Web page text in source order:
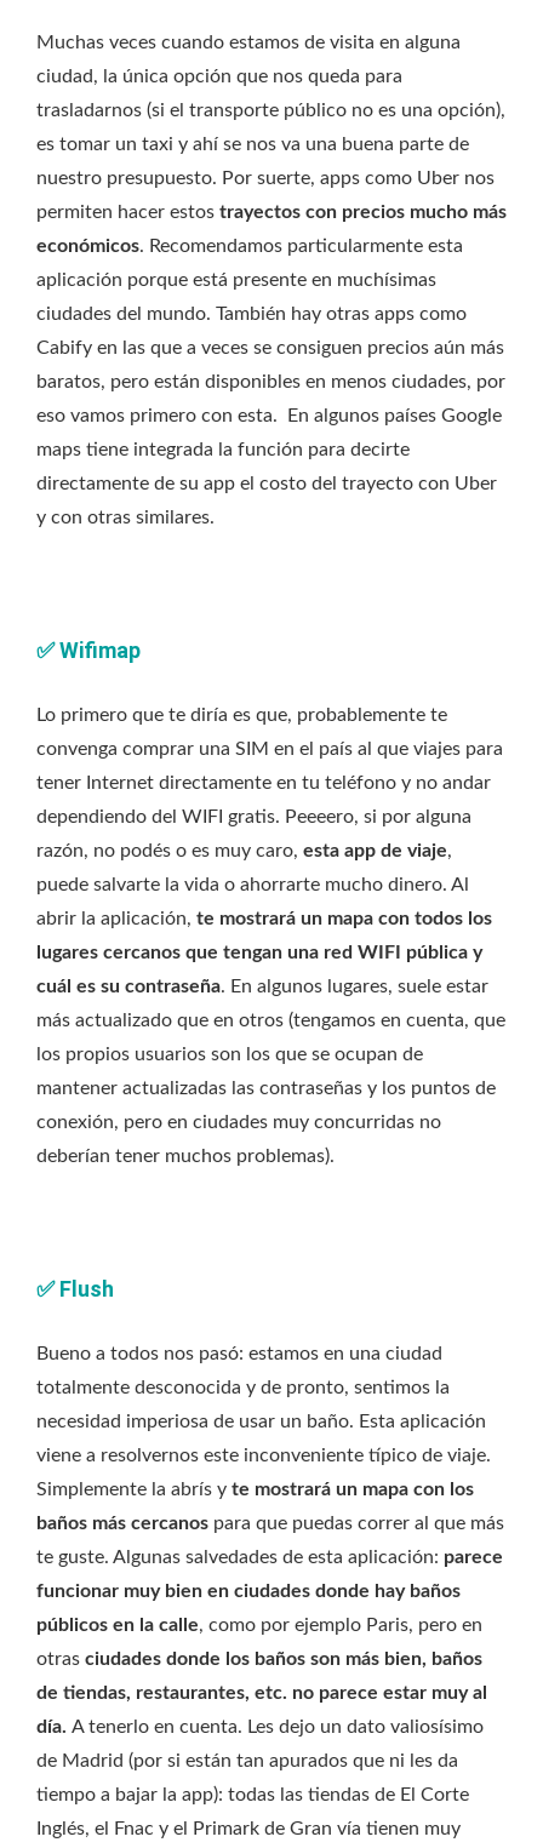
Muchas veces cuando estamos de visita en alguna
ciudad, la única opción que nos queda para
trasladarnos (si el transporte público no es una opción),
es tomar un taxi y ahí se nos va una buena parte de
nuestro presupuesto. Por suerte, apps como Uber nos
permiten hacer estos trayectos con precios mucho más
económicos. Recomendamos particularmente esta
aplicación porque está presente en muchísimas
ciudades del mundo. También hay otras apps como
Cabify en las que a veces se consiguen precios aún más
baratos, pero están disponibles en menos ciudades, por
eso vamos primero con esta. En algunos países Google
maps tiene integrada la función para decirte
directamente de su app el costo del trayecto con Uber
y con otras similares.
✅Wifimap
Lo primero que te diría es que, probablemente te
convenga comprar una SIM en el país al que viajes para
tener Internet directamente en tu teléfono y no andar
dependiendo del WIFI gratis. Peeeero, si por alguna
razón, no podés o es muy caro, esta app de viaje,
puede salvarte la vida o ahorrarte mucho dinero. Al
abrir la aplicación, te mostrará un mapa con todos los
lugares cercanos que tengan una red WIFI pública y
cuál es su contraseña. En algunos lugares, suele estar
más actualizado que en otros (tengamos en cuenta, que
los propios usuarios son los que se ocupan de
mantener actualizadas las contraseñas y los puntos de
conexión, pero en ciudades muy concurridas no
deberían tener muchos problemas).
✅Flush
Bueno a todos nos pasó: estamos en una ciudad
totalmente desconocida y de pronto, sentimos la
necesidad imperiosa de usar un baño. Esta aplicación
viene a resolvernos este inconveniente típico de viaje.
Simplemente la abrís y te mostrará un mapa con los
baños más cercanos para que puedas correr al que más
te guste. Algunas salvedades de esta aplicación: parece
funcionar muy bien en ciudades donde hay baños
públicos en la calle, como por ejemplo Paris, pero en
otras ciudades donde los baños son más bien, baños
de tiendas, restaurantes, etc. no parece estar muy al
día. A tenerlo en cuenta. Les dejo un dato valiosísimo
de Madrid (por si están tan apurados que ni les da
tiempo a bajar la app): todas las tiendas de El Corte
Inglés, el Fnac y el Primark de Gran vía tienen muy